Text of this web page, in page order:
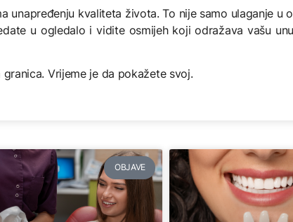
kvaliteta života. To nije samo ulaganje u
u ogledalo i vidite osmijeh koji odražava vašu
Vrijeme je da pokažete svoj.
OBJAVE